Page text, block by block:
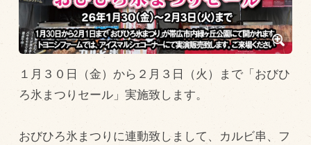
１月３０日（金）から２月３日（火）まで「おびひ
ろ氷まつりセール」実施致します。
おびひろ氷まつりに連動致しまして、カルビ串、フ
十勝帯広の観光
採用情報
blog
牧場の仕事